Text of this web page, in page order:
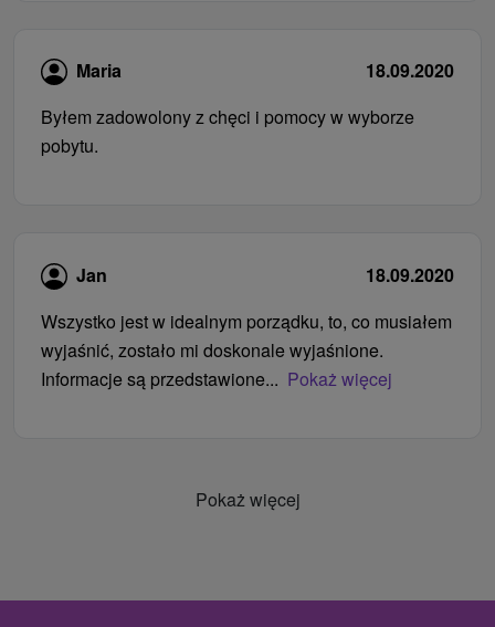
Maria
18.09.2020
Byłem zadowolony z chęci i pomocy w wyborze
pobytu.
Jan
18.09.2020
Wszystko jest w idealnym porządku, to, co musiałem
wyjaśnić, zostało mi doskonale wyjaśnione.
Informacje są przedstawione... Pokaż więcej
Pokaż więcej